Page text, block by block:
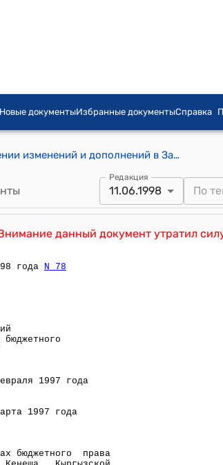
Новые документыИзбранные документыСправка
Закон КР от 16 апреля 1997 года №27 "О внесении изменений и дополнений в Закон Кыргызской Республики "Об основах бюджетного права в Кыргызской Республике"
Редакция
11.06.1998
данный документ утратил